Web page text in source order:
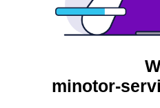
minotor-